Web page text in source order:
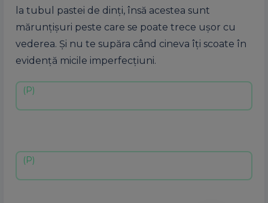
la tubul pastei de dinţi, însă acestea sunt
mărunţişuri peste care se poate trece uşor cu
vederea. Şi nu te supăra când cineva îţi scoate în
evidenţă micile imperfecţiuni.